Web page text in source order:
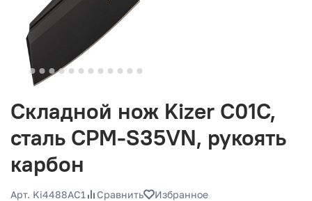
Складной нож Kizer C01C,
сталь CPM-S35VN, рукоять
карбон
Арт. Ki4488AC1 Сравнить Избранное